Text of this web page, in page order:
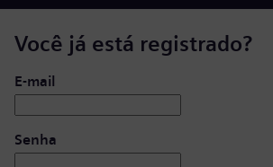
Você já está registrado?
Login: usuário e senha
E-mail
Senha